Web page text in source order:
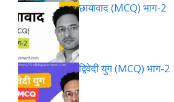
छायावाद (MCQ) भाग-2
द्विवेदी युग (MCQ) भाग-2